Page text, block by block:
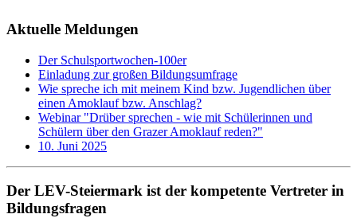
Aktuelle Meldungen
Der Schulsportwochen-100er
Einladung zur großen Bildungsumfrage
Wie spreche ich mit meinem Kind bzw. Jugendlichen über
einen Amoklauf bzw. Anschlag?
Webinar "Drüber sprechen - wie mit Schülerinnen und
Schülern über den Grazer Amoklauf reden?"
10. Juni 2025
Der LEV-Steiermark ist der kompetente Vertreter in
Bildungsfragen